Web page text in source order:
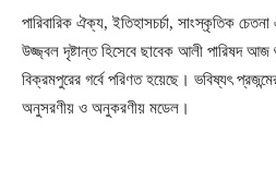
পারিবারিক ঐক্য, ইতিহাসচর্চা, সাংস্কৃতিক
উজ্জ্বল দৃষ্টান্ত হিসেবে ছাবেক আলী পারিষদ
বিক্রমপুরের গর্বে পরিণত হয়েছে। ভবিষ্যৎ
অনুসরণীয় ও অনুকরণীয় মডেল।